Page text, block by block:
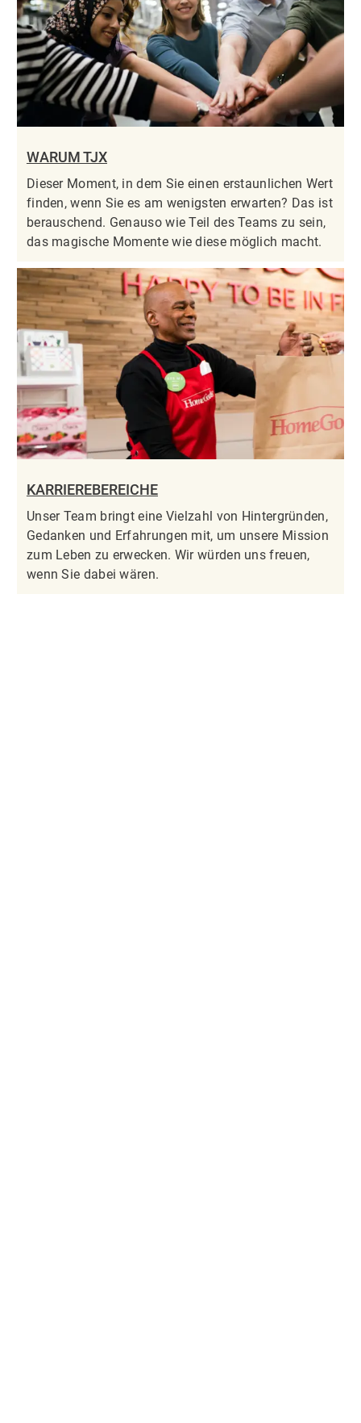
WARUM TJX
Dieser Moment, in dem Sie einen erstaunlichen Wert
finden, wenn Sie es am wenigsten erwarten? Das ist
berauschend. Genauso wie Teil des Teams zu sein,
das magische Momente wie diese möglich macht.
KARRIEREBEREICHE
Unser Team bringt eine Vielzahl von Hintergründen,
Gedanken und Erfahrungen mit, um unsere Mission
zum Leben zu erwecken. Wir würden uns freuen,
wenn Sie dabei wären.